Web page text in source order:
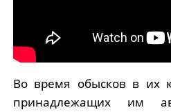
Во время обысков в их
принадлежащих им